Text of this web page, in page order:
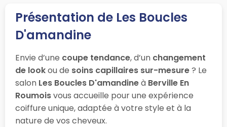
Présentation de Les Boucles
D'amandine
Envie d’une coupe tendance, d’un changement
de lookou de soins capillaires sur-mesure? Le
salon Les Boucles D'amandineà Berville En
Roumoisvous accueille pour une expérience
coiffure unique, adaptée à votre style et à la
nature de vos cheveux.